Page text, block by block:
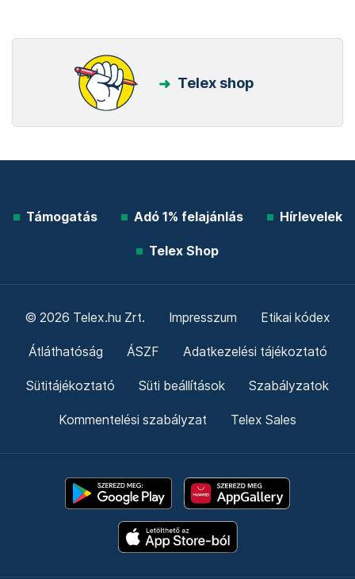
Telex shop
Támogatás Adó 1% felajánlás Hírlevelek
Telex Shop
© 2026 Telex.hu Zrt. Impresszum Etikai kódex
Átláthatóság ÁSZF Adatkezelési tájékoztató
Sütitájékoztató Süti beállítások Szabályzatok
Kommentelési szabályzat Telex Sales